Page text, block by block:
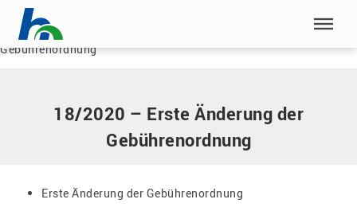
Menü überspringen
Menü überspringen
Home |Dokumente
Gebührenordnung
18/2020 – Erste Änderung der
Gebührenordnung
Erste Änderung der Gebührenordnung